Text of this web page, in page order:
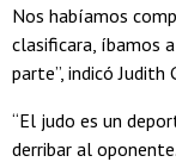
Nos habíamos
clasificara, íbamos
parte”, indicó Judith
“El judo es un
derribar al